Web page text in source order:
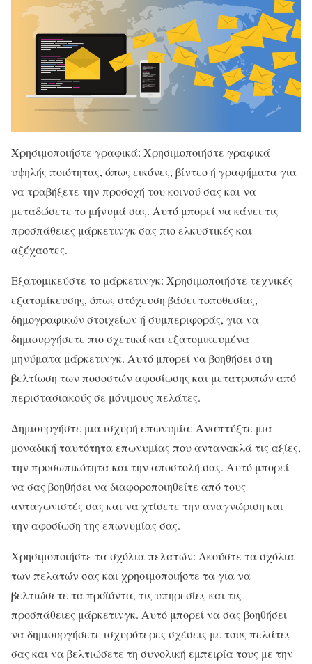
Χρησιμοποιήστε γραφικά: Χρησιμοποιήστε γραφικά
υψηλής ποιότητας, όπως εικόνες, βίντεο ή γραφήματα για
να τραβήξετε την προσοχή του κοινού σας και να
μεταδώσετε το μήνυμά σας. Αυτό μπορεί να κάνει τις
προσπάθειες μάρκετινγκ σας πιο ελκυστικές και
αξέχαστες.
Εξατομικεύστε το μάρκετινγκ: Χρησιμοποιήστε τεχνικές
εξατομίκευσης, όπως στόχευση βάσει τοποθεσίας,
δημογραφικών στοιχείων ή συμπεριφοράς, για να
δημιουργήσετε πιο σχετικά και εξατομικευμένα
μηνύματα μάρκετινγκ. Αυτό μπορεί να βοηθήσει στη
βελτίωση των ποσοστών αφοσίωσης και μετατροπών από
περιστασιακούς σε μόνιμους πελάτες.
Δημιουργήστε μια ισχυρή επωνυμία: Αναπτύξτε μια
μοναδική ταυτότητα επωνυμίας που αντανακλά τις αξίες,
την προσωπικότητα και την αποστολή σας. Αυτό μπορεί
να σας βοηθήσει να διαφοροποιηθείτε από τους
ανταγωνιστές σας και να χτίσετε την αναγνώριση και
την αφοσίωση της επωνυμίας σας.
Χρησιμοποιήστε τα σχόλια πελατών: Ακούστε τα σχόλια
των πελατών σας και χρησιμοποιήστε τα για να
βελτιώσετε τα προϊόντα, τις υπηρεσίες και τις
προσπάθειες μάρκετινγκ. Αυτό μπορεί να σας βοηθήσει
να δημιουργήσετε ισχυρότερες σχέσεις με τους πελάτες
σας και να βελτιώσετε τη συνολική εμπειρία τους με την